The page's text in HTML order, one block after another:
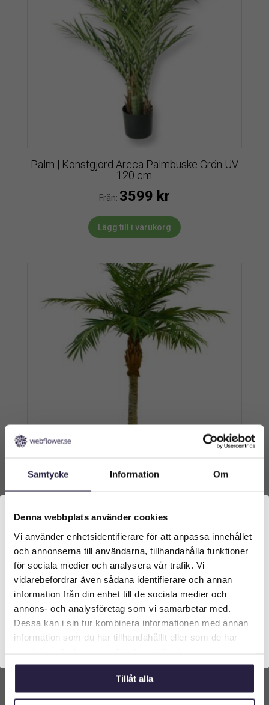
Samtycke Information Om
Denna webbplats använder cookies
Vi använder enhetsidentifierare för att anpassa innehållet
och annonserna till användarna, tillhandahålla funktioner
för sociala medier och analysera vår trafik. Vi
vidarebefordrar även sådana identifierare och annan
information från din enhet till de sociala medier och
annons- och analysföretag som vi samarbetar med.
Dessa kan i sin tur kombinera informationen med annan
information som du har tillhandahållit eller som de har
Tillåt alla
Palm | Konstgjord Areca Palmbuske Grön UV
120 cm
Från: 3599 kr
Lägg till i varukorg
Palm | Konstgjord Areca glasfiberstam Grön
19589kr
Lägg till i varukorg
Välkommen till Webflower
Vilken typ av kund är du? Du kan alltid justera ditt val
längst upp på sidan.
Företagskund (exkl. moms)
Privatkund (inkl. moms)